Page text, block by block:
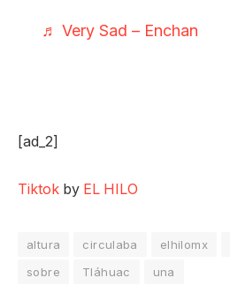
♬ Very Sad – Enchan
[ad_2]
Tiktok by EL HILO
altura circulaba elhilomx
sobre
Tláhuac una